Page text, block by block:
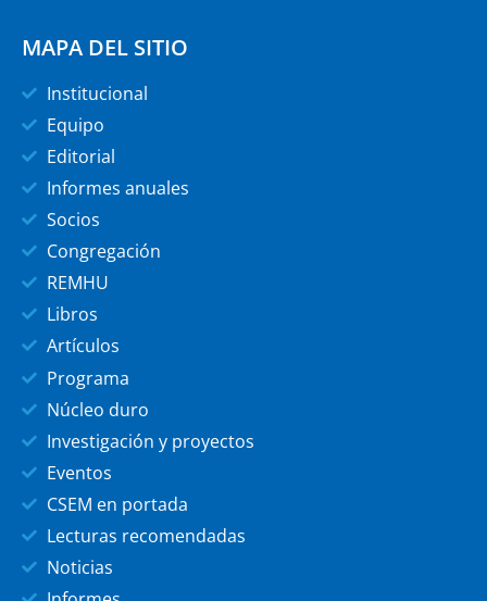
MAPA DEL SITIO
Institucional
Equipo
Editorial
Informes anuales
Socios
Congregación
REMHU
Libros
Artículos
Programa
Núcleo duro
Investigación y proyectos
Eventos
CSEM en portada
Lecturas recomendadas
Noticias